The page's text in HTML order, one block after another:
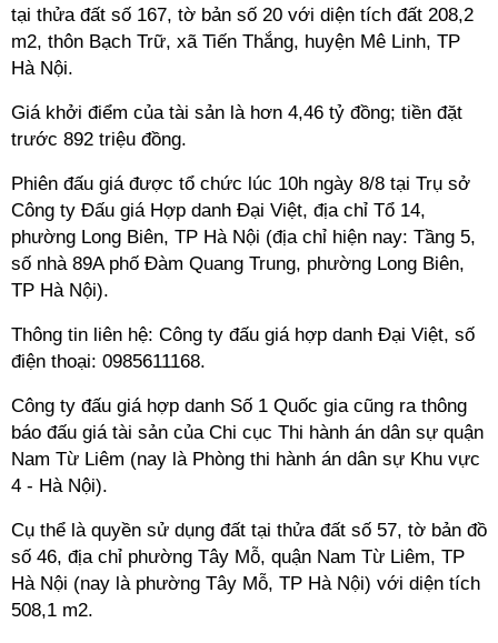
tại thửa đất số 167, tờ bản số 20 với diện tích đất 208,2
m2, thôn Bạch Trữ, xã Tiến Thắng, huyện Mê Linh, TP
Hà Nội.
Giá khởi điểm của tài sản là hơn 4,46 tỷ đồng; tiền đặt
trước 892 triệu đồng.
Phiên đấu giá được tổ chức lúc 10h ngày 8/8 tại Trụ sở
Công ty Đấu giá Hợp danh Đại Việt, địa chỉ Tổ 14,
phường Long Biên, TP Hà Nội (địa chỉ hiện nay: Tầng 5,
số nhà 89A phố Đàm Quang Trung, phường Long Biên,
TP Hà Nội).
Thông tin liên hệ: Công ty đấu giá hợp danh Đại Việt, số
điện thoại: 0985611168.
Công ty đấu giá hợp danh Số 1 Quốc gia cũng ra thông
báo đấu giá tài sản của Chi cục Thi hành án dân sự quận
Nam Từ Liêm (nay là Phòng thi hành án dân sự Khu vực
4 - Hà Nội).
Cụ thể là quyền sử dụng đất tại thửa đất số 57, tờ bản đồ
số 46, địa chỉ phường Tây Mỗ, quận Nam Từ Liêm, TP
Hà Nội (nay là phường Tây Mỗ, TP Hà Nội) với diện tích
508,1 m2.